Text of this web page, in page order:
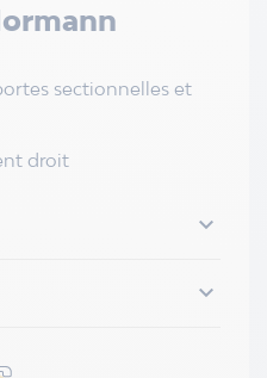
sectionnelles et
droit

